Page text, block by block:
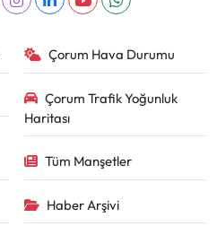
Çorum Hava Durumu
Çorum Trafik Yoğunluk
Haritası
Tüm Manşetler
Haber Arşivi